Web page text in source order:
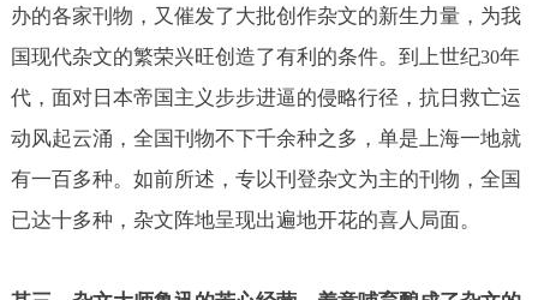
办的各家刊物，又催发了大批创作杂文的新生力量，为我
国现代杂文的繁荣兴旺创造了有利的条件。到上世纪30年
代，面对日本帝国主义步步进逼的侵略行径，抗日救亡运
动风起云涌，全国刊物不下千余种之多，单是上海一地就
有一百多种。如前所述，专以刊登杂文为主的刊物，全国
已达十多种，杂文阵地呈现出遍地开花的喜人局面。